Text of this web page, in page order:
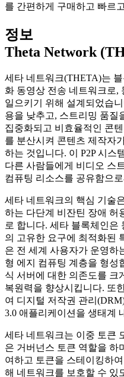
를 간편하게 구매하고 빠르
정보
Theta Network
세타 네트워크(THETA)는
화 동영상 전송 네트워크로,
일으키기 위해 설계되었습
용을 낮추고, 스트리밍 품질
집중화되고 비효율적인 콘
를 분산시켜 콘텐츠 제작자
하는 것입니다. 이 P2P 시스
다른 사람들에게 비디오 스
컴퓨팅 리소스를 공유함으
세타 네트워크의 핵심 기술
하는 다단계 비잔틴 장애 허
로 합니다. 세타 블록체인은
의 고유한 요구에 최적화된
은 전 세계 사용자가 운영하
형 에지 컴퓨팅 계층을 형성
식 서버에 대한 의존도를 크
복원력을 향상시킵니다. 또
여 디지털 저작권 관리
3.0 애플리케이션을 생태계
세타 네트워크는 이중 토큰
은 거버넌스 토큰 역할을 하
여하고 토큰을 스테이킹하
해 네트워크를 보호할 수 있